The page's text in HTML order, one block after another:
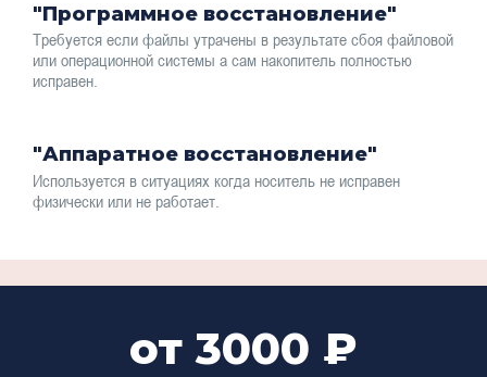
"Программное восстановление"
Требуется если файлы утрачены в результате сбоя файловой
или операционной системы а сам накопитель полностью
исправен.
"Аппаратное восстановление"
Используется в ситуациях когда носитель не исправен
физически или не работает.
от 3000